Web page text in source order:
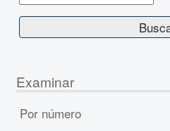
Examinar
Por número